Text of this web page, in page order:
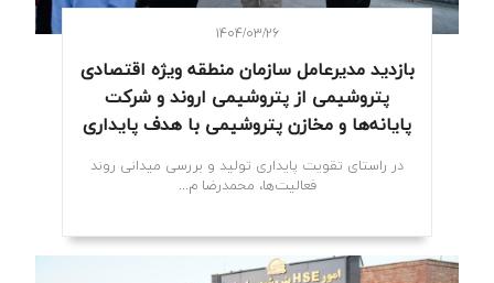
۱۴۰۴/۰۳/۲۶
بازدید مدیرعامل سازمان منطقه ویژه اقتصادی
پتروشیمی از پتروشیمی اروند و شرکت
پایانه‌ها و مخازن پتروشیمی با هدف پایداری
در راستای تقویت پایداری تولید و بررسی میدانی روند
فعالیت‌ها، محمدرضا م...